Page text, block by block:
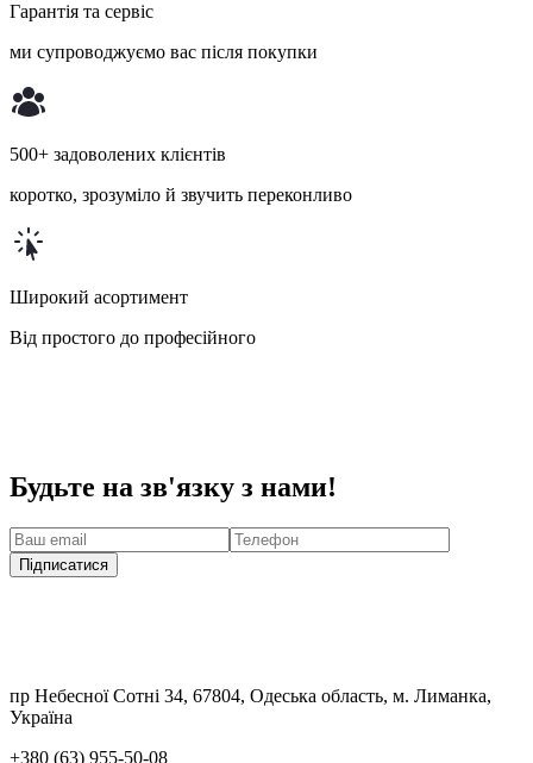
Гарантія та сервіс
ми супроводжуємо вас після покупки
500+ задоволених клієнтів
коротко, зрозуміло й звучить переконливо
Широкий асортимент
Від простого до професійного
Будьте на зв'язку з нами!
Підписатися
пр Небесної Сотні 34, 67804, Одеська область, м. Лиманка,
Україна
+380 (63) 955-50-08